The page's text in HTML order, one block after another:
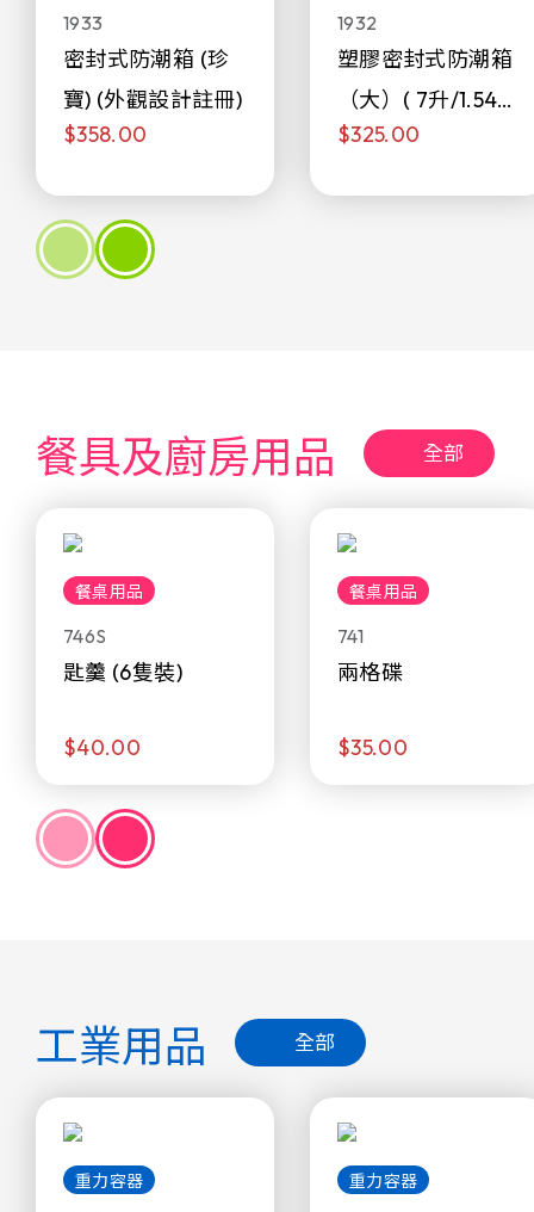
1933
密封式防潮箱 (珍
寶) (外觀設計註冊)
$358.00
1932
塑膠密封式防潮箱
（大）( 7升/1.54加
侖)
$325.00
餐具及廚房用品 全部
餐桌用品
746S
匙羹 (6隻裝)
$40.00
餐桌用品
741
兩格碟
$35.00
工業用品 全部
重力容器 重力容器